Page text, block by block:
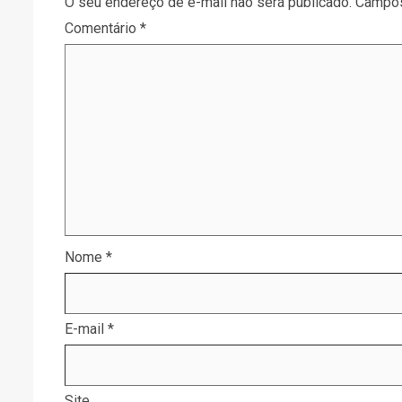
Comentário *
Nome *
E-mail *